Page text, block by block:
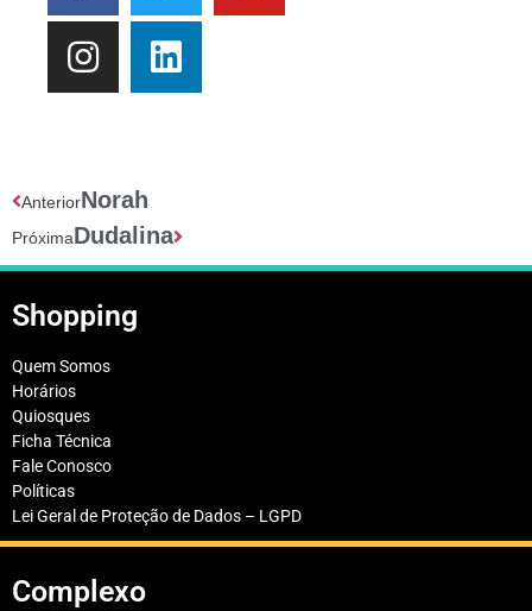
AnteriorNorah
PróximaDudalina
Shopping
Quem Somos
Horários
Quiosques
Ficha Técnica
Fale Conosco
Políticas
Lei Geral de Proteção de Dados – LGPD
Complexo